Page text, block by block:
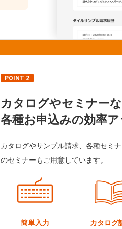
POINT 2
カタログやセミナー
各種お申込みの効率
カタログやサンプル請求、各種セミ
のセミナーもご用意しています。
簡単入力 カタログ